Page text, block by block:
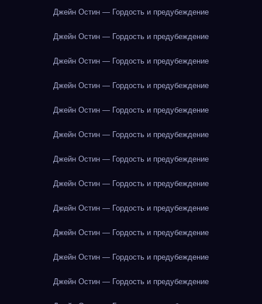
Джейн Остин — Гордость и предубеждение
Джейн Остин — Гордость и предубеждение
Джейн Остин — Гордость и предубеждение
Джейн Остин — Гордость и предубеждение
Джейн Остин — Гордость и предубеждение
Джейн Остин — Гордость и предубеждение
Джейн Остин — Гордость и предубеждение
Джейн Остин — Гордость и предубеждение
Джейн Остин — Гордость и предубеждение
Джейн Остин — Гордость и предубеждение
Джейн Остин — Гордость и предубеждение
Джейн Остин — Гордость и предубеждение